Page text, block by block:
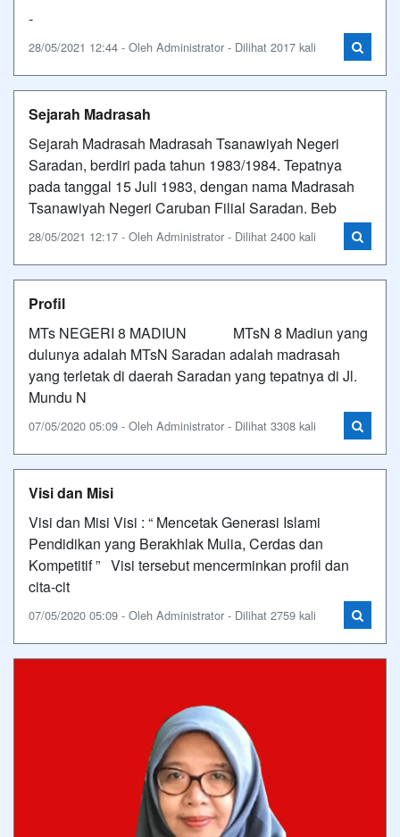
-
28/05/2021 12:44 - Oleh Administrator - Dilihat 2017 kali
Sejarah Madrasah
Sejarah Madrasah Madrasah Tsanawiyah Negeri
Saradan, berdiri pada tahun 1983/1984. Tepatnya
pada tanggal 15 Juli 1983, dengan nama Madrasah
Tsanawiyah Negeri Caruban Filial Saradan. Beb
28/05/2021 12:17 - Oleh Administrator - Dilihat 2400 kali
Profil
MTs NEGERI 8 MADIUN MTsN 8 Madiun yang
dulunya adalah MTsN Saradan adalah madrasah
yang terletak di daerah Saradan yang tepatnya di Jl.
Mundu N
07/05/2020 05:09 - Oleh Administrator - Dilihat 3308 kali
Visi dan Misi
Visi dan Misi Visi : “ Mencetak Generasi Islami
Pendidikan yang Berakhlak Mulia, Cerdas dan
Kompetitif ” Visi tersebut mencerminkan profil dan
cita-cit
07/05/2020 05:09 - Oleh Administrator - Dilihat 2759 kali